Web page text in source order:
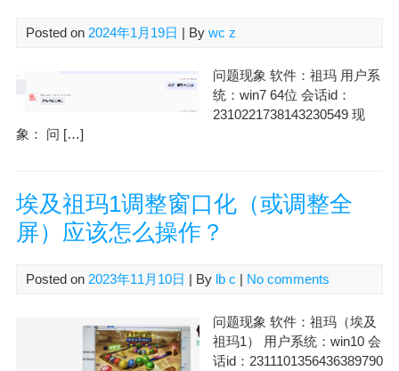
Posted on 2024年1月19日 | By wc z
问题现象 软件：祖玛 用户系
统：win7 64位 会话id：
2310221738143230549 现
象： 问 […]
埃及祖玛1调整窗口化（或调整全
屏）应该怎么操作？
Posted on 2023年11月10日 | By lb c | No comments
问题现象 软件：祖玛（埃及
祖玛1） 用户系统：win10 会
话id：2311101356436389790